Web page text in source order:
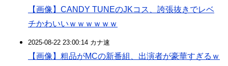
【画像】CANDY TUNEのJKコス、誇張抜きでレベ
チかわいいｗｗｗｗｗｗ
2025-08-22 23:00:14 カナ速
【画像】粗品がMCの新番組、出演者が豪華すぎるｗ